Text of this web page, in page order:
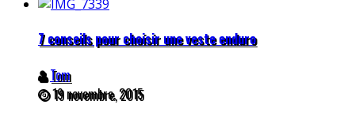
7 conseils pour choisir une veste enduro
Tom
19 novembre, 2015